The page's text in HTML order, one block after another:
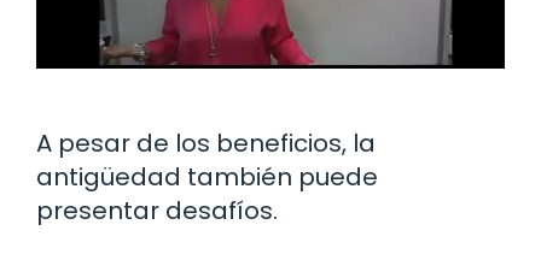
A pesar de los beneficios, la
antigüedad también puede
presentar desafíos.